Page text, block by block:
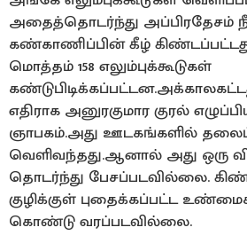
அதைத்தொடர்ந்து அப்பிரதேசம்
கண்காணிப்பின் கீழ்
மொத்தம் 158 எலும்புக்கூடுகள்
எதிராக அனுரகுமார குரல்
ஞாபகம்.அது ஊடகங்களில்
வெளிவந்தது.ஆனால் அது ஒரு
தொடர்ந்து பேசப்படவில்லை.
குழிக்குள் புதைக்கப்பட்ட
கொண்டு வரப்படவில்லை.